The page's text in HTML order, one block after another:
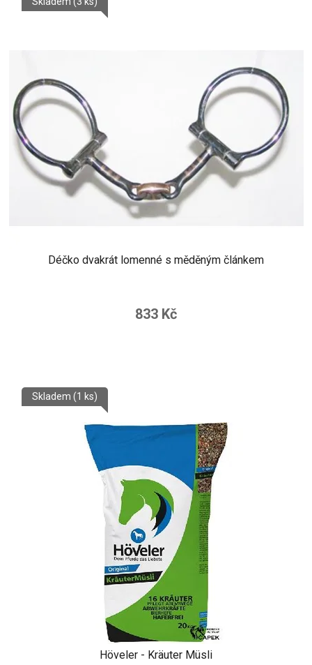
Déčko dvakrát lomenné s měděným článkem
833 Kč
Höveler - Kräuter Müsli
Skladem (1 ks)